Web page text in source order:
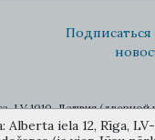
Подписаться
LV 1010, Латвия (дверной
iela 12, Rīga,